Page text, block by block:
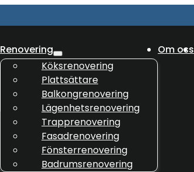
Renovering
Köksrenovering
Plattsättare
Balkongrenovering
Lägenhetsrenovering
Trapprenovering
Fasadrenovering
Fönsterrenovering
Badrumsrenovering
Om oss